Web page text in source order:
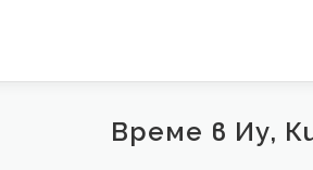
Време в Иу,